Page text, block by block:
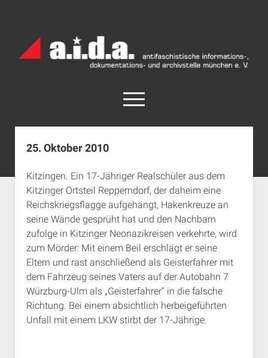
Archiv
München
open
menu
facebook
rss info@aida-archiv.de
Aktuelles
Termine
open
dropdown
menu
Antifaschistische Termine im Süden
Antifaschistische Termine in München
Rechte Termine im Süden
Rechte Termine München
Chronologie
Das Archiv
open
dropdown
menu
a.i.d.a. e. V. unterstützen
Über a.i.d.a.
RSS-Feeds, Twitter & Facebook
Bibliothek
Impressum
25. Oktober 2010
Kitzingen. Ein 17-Jähriger Realschüler aus dem
Kitzinger Ortsteil Repperndorf, der daheim eine
Reichskriegsflagge aufgehängt, Hakenkreuze an
seine Wände gesprüht hat und den Nachbarn
zufolge in Kitzinger Neonazikreisen verkehrte, wird
zum Mörder: Mit einem Beil erschlägt er seine
Eltern und rast anschließend als Geisterfahrer mit
dem Fahrzeug seines Vaters auf der Autobahn 7
Würzburg-Ulm als „Geisterfahrer“ in die falsche
Richtung. Bei einem absichtlich herbeigeführten
Unfall mit einem LKW stirbt der 17-Jährige.